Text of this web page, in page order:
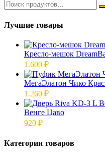
Лучшие товары
Кресло-мешок
1.600 ₽
МегаЭлатон Чико
1.260 ₽
Венге Цаво
920 ₽
Категории товаров